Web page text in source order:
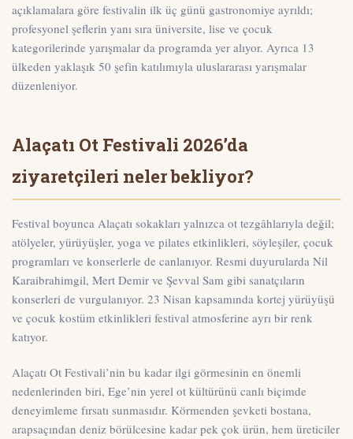
açıklamalara göre festivalin ilk üç günü gastronomiye ayrıldı;
profesyonel şeflerin yanı sıra üniversite, lise ve çocuk
kategorilerinde yarışmalar da programda yer alıyor. Ayrıca 13
ülkeden yaklaşık 50 şefin katılımıyla uluslararası yarışmalar
düzenleniyor.
Alaçatı Ot Festivali 2026’da
ziyaretçileri neler bekliyor?
Festival boyunca Alaçatı sokakları yalnızca ot tezgâhlarıyla değil;
atölyeler, yürüyüşler, yoga ve pilates etkinlikleri, söyleşiler, çocuk
programları ve konserlerle de canlanıyor. Resmi duyurularda Nil
Karaibrahimgil, Mert Demir ve Şevval Sam gibi sanatçıların
konserleri de vurgulanıyor. 23 Nisan kapsamında kortej yürüyüşü
ve çocuk kostüm etkinlikleri festival atmosferine ayrı bir renk
katıyor.
Alaçatı Ot Festivali’nin bu kadar ilgi görmesinin en önemli
nedenlerinden biri, Ege’nin yerel ot kültürünü canlı biçimde
deneyimleme fırsatı sunmasıdır. Körmenden şevketi bostana,
arapsaçından deniz börülcesine kadar pek çok ürün, hem üreticiler